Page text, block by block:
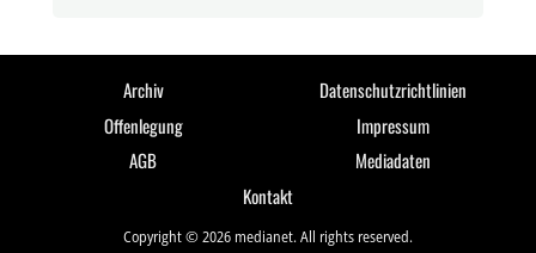
Archiv
Datenschutzrichtlinien
Offenlegung
Impressum
AGB
Mediadaten
Kontakt
Copyright © 2026 medianet. All rights reserved.